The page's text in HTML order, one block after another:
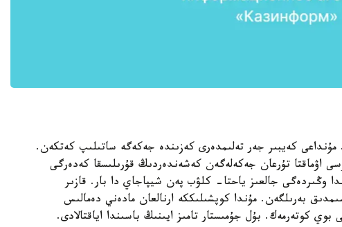
مۇنداعى كەيبىر جەر تەلىمدەرى كەزىندە جەكەگە ساتىلىپ كەتكەن.
اۋماقتا تۇرعان جەكەلەگەن كەشەندەردىڭ قۇرىلىسقا كەدەرگى
وڭىردەگى جالعىز ياحتا- كلۋب پەن شيپاجاي دا بار. قازىر
بەرىلگەن. مۇندا كوپشىلىككە ارنالعان مادەني دەمالىس
كوتەرمەك. بۇل جۇمىستار تامىز ايىنىڭ باسىندا اياقتالادى.